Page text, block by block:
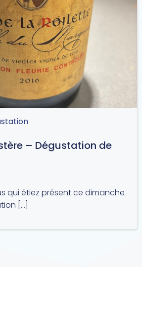
– Dégustation de
qui étiez présent ce dimanche
[…]